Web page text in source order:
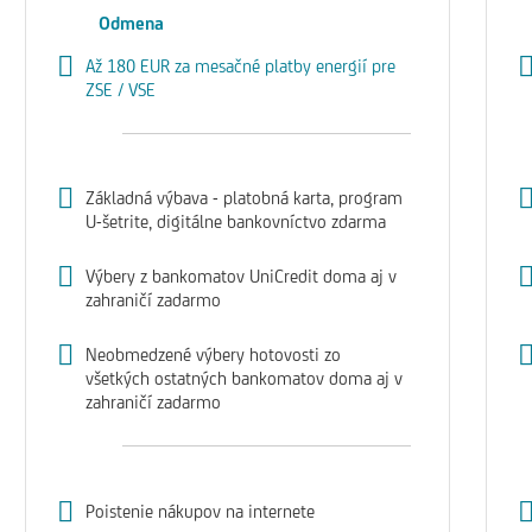
Odmena
Až 180 EUR za mesačné platby energií pre
ZSE / VSE
Základná výbava - platobná karta, program
U-šetrite, digitálne bankovníctvo zdarma
Výbery z bankomatov UniCredit doma aj v
zahraničí zadarmo
Neobmedzené výbery hotovosti zo
všetkých ostatných bankomatov doma aj v
zahraničí zadarmo
Poistenie nákupov na internete